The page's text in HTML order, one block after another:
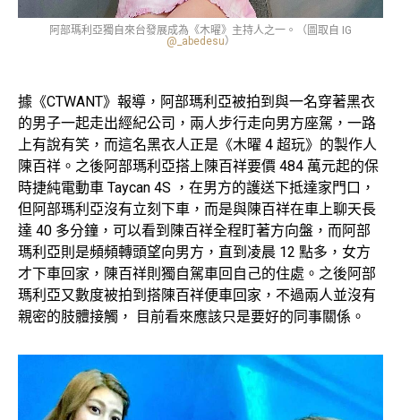
阿部瑪利亞獨自來台發展成為《木曜》主持人之一。（圖取自 IG
@_abedesu）
據《CTWANT》報導，阿部瑪利亞被拍到與一名穿著黑衣
的男子一起走出經紀公司，兩人步行走向男方座駕，一路
上有說有笑，而這名黑衣人正是《木曜 4 超玩》的製作人
陳百祥。之後阿部瑪利亞搭上陳百祥要價 484 萬元起的保
時捷純電動車 Taycan 4S ，在男方的護送下抵達家門口，
但阿部瑪利亞沒有立刻下車，而是與陳百祥在車上聊天長
達 40 多分鐘，可以看到陳百祥全程盯著方向盤，而阿部
瑪利亞則是頻頻轉頭望向男方，直到凌晨 12 點多，女方
才下車回家，陳百祥則獨自駕車回自己的住處。之後阿部
瑪利亞又數度被拍到搭陳百祥便車回家，不過兩人並沒有
親密的肢體接觸， 目前看來應該只是要好的同事關係。